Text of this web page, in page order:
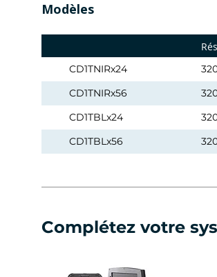
Modèles
CD1TNIRx24
CD1TNIRx56
CD1TBLx24
CD1TBLx56
Complétez votre